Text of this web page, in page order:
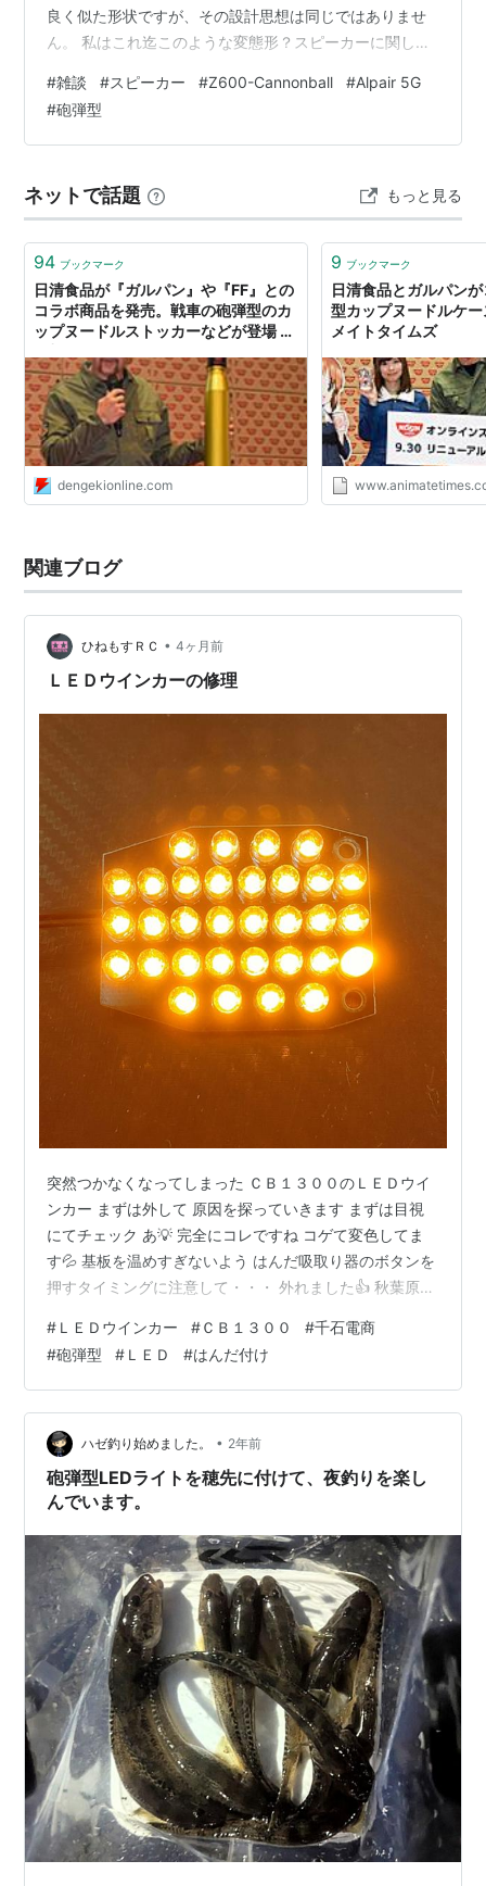
良く似た形状ですが、その設計思想は同じではありませ
ん。 私はこれ迄このような変態形？スピーカーに関して
ませんでしたが、MarkAudioのガラスコーンを用いた小
型スピーカー（Alpair 5G）を聴いてみたいという思いが
先にあって、そのエンクロージャーとして Z600-
は、スピーカーを取り付け…
#雑談 #スピーカー #Z600-Cannonball #Alpair 5G
#砲弾型
ネットで話題 もっと見る
94 ブックマーク
日清食品が『ガルパン』や『FF』との
コラボ商品を発売。戦車の砲弾型のカ
ップヌードルストッカーなどが登場 -
dengekionline.com
9 ブックマーク
日清食品とガルパン
型カップヌードルケ
メイトタイムズ
関連ブログ
ひねもすＲＣ • 4ヶ月前
ＬＥＤウインカーの修理
突然つかなくなってしまった ＣＢ１３００のＬＥＤウイ
ンカー まずは外して 原因を探っていきます まずは目視
にてチェック あ💡 完全にコレですね コゲて変色してま
す💦 基板を温めすぎないよう はんだ吸取り器のボタンを
押すタイミングに注意して・・・ 外れました👍 秋葉原の
Ｄウインカーを千石電商に持っていき ＬＥＤ売り場のス
タッフさんに コレに付いているものと同じモノがほしい
んですが、と 聞いてみました スタッフさんは 『取り付
けされているものについては もう色とカタチと大きさし
かわからないんですよね～』と 言われてみればそりゃそ
うだということで…
# ＬＥＤウインカー #ＣＢ１３００ #千石電商
#砲弾型 # ＬＥＤ #はんだ付け
ハゼ釣り始めました。 • 2年前
砲弾型LEDライトを穂先に付けて、夜釣りを楽し
んでいます。